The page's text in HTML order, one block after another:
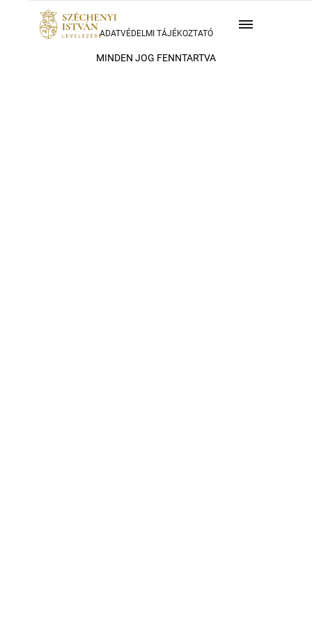
MINDEN JOG FENNTARTVA
ADATVÉDELMI TÁJÉKOZTATÓ